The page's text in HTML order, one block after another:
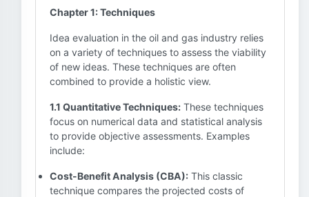
Chapter 1: Techniques
Idea evaluation in the oil and gas industry relies
on a variety of techniques to assess the viability
of new ideas. These techniques are often
combined to provide a holistic view.
1.1 Quantitative Techniques: These techniques
focus on numerical data and statistical analysis
to provide objective assessments. Examples
include:
Cost-Benefit Analysis (CBA): This classic
technique compares the projected costs of